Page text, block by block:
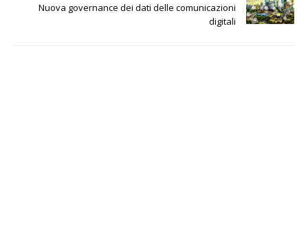
Nuova governance dei dati delle comunicazioni
digitali